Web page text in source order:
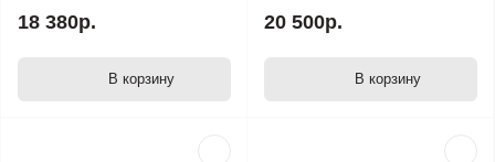
18 380р.
В корзину
20 500р.
В корзину